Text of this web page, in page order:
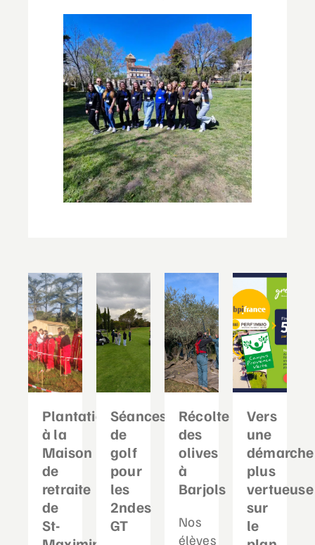
Plantation
à la
Maison
de
retraite
de
St-
Séances
de
golf
pour
les
2ndes
GT
Récolte
des
olives
à
Barjols
Nos
élèves
Vers
une
démarche
plus
vertueuse
sur
le